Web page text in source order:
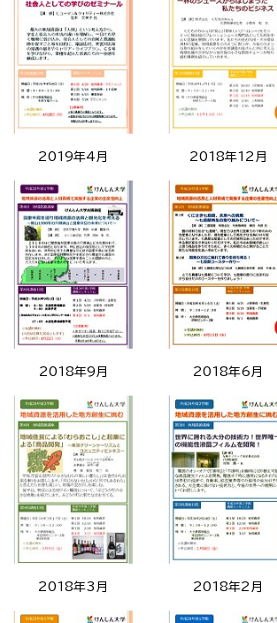
2019年4月 2018年12月
2018年9月 2018年6月
2018年3月 2018年2月